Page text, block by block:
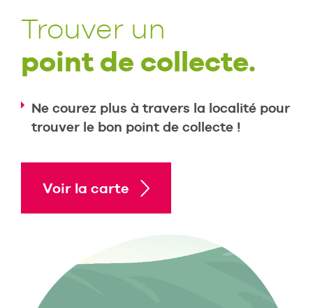
Trouver un
point de collecte.
Ne courez plus à travers la localité pour
trouver le bon point de collecte !
Voir la carte